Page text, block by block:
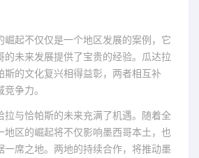
崛起不仅仅是一个地区发展的案例，它
的未来发展提供了宝贵的经验。瓜达拉
斯的文化复兴相得益彰，两者相互补
争力。
拉与恰帕斯的未来充满了机遇。随着全
地区的崛起将不仅影响墨西哥本土，也
一席之地。两地的持续合作，将推动墨